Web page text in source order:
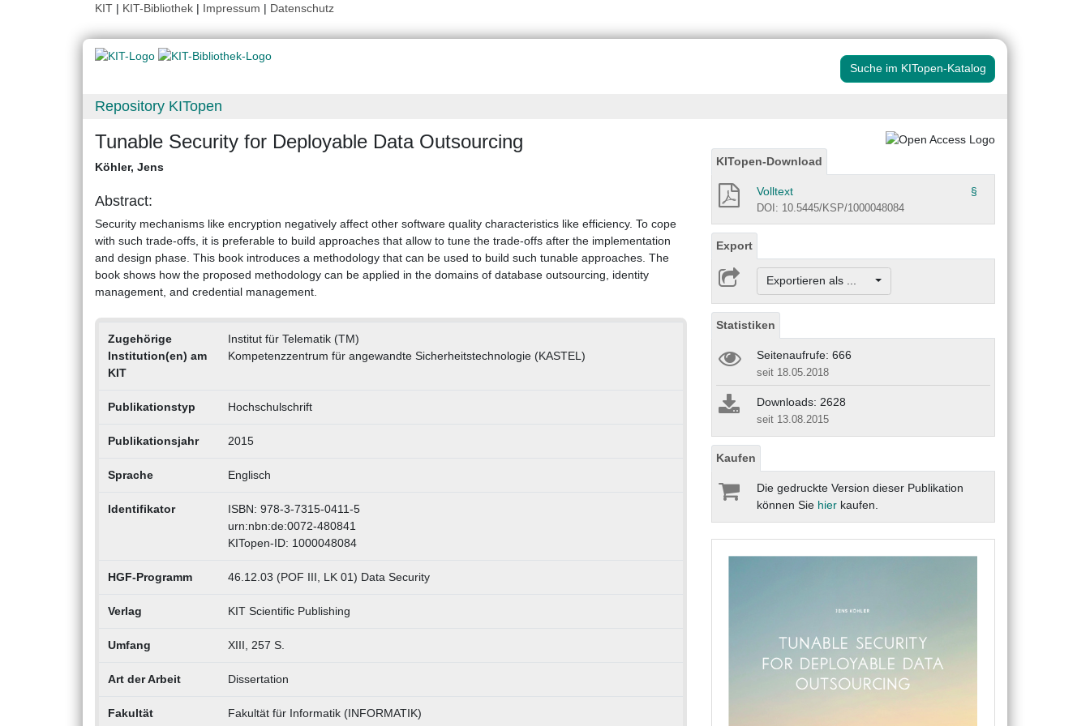
KIT | KIT-Bibliothek | Impressum | Datenschutz
Suche im KITopen-Katalog
Repository KITopen
Tunable Security for Deployable Data Outsourcing
Köhler, Jens
Abstract:
Security mechanisms like encryption negatively affect other software quality characteristics like efficiency. To cope
with such trade-offs, it is preferable to build approaches that allow to tune the trade-offs after the implementation
and design phase. This book introduces a methodology that can be used to build such tunable approaches. The
book shows how the proposed methodology can be applied in the domains of database outsourcing, identity
management, and credential management.
Zugehörige
Institution(en) am
KIT
Institut für Telematik (TM)
Kompetenzzentrum für angewandte Sicherheitstechnologie (KASTEL)
Publikationstyp Hochschulschrift
Publikationsjahr 2015
Sprache Englisch
Identifikator
ISBN: 978-3-7315-0411-5
urn:nbn:de:0072-480841
KITopen-ID: 1000048084
HGF-Programm 46.12.03 (POF III, LK 01) Data Security
Verlag KIT Scientific Publishing
Umfang XIII, 257 S.
Art der Arbeit Dissertation
Fakultät Fakultät für Informatik (INFORMATIK)
KITopen-Download
Volltext §
DOI: 10.5445/KSP/1000048084
Export
Exportieren als ...
Statistiken
Seitenaufrufe: 666
seit 18.05.2018
Downloads: 2628
seit 13.08.2015
Kaufen
Die gedruckte Version dieser Publikation
können Sie hier kaufen.